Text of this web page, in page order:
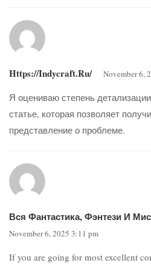
Https://indycraft.ru/ November 6,
Я оцениваю степень
статье, которая позволяет
представление о проблеме.
Вся Фантастика, Фэнтези И
November 6, 2025 3:11 pm
If you are going for most excellent